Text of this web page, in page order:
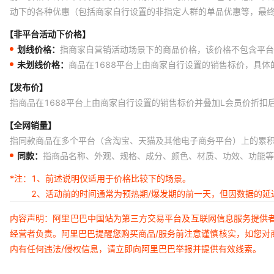
动下的各种优惠（包括商家自行设置的非指定人群的单品优惠等，
【非平台活动下价格】
划线价格： 指商家自营销活动场景下的商品价格，该价格不包含平
未划线价格： 商品在1688平台上由商家自行设置的销售标价，具
【发布价】
指商品在1688平台上由商家自行设置的销售标价并叠加L会员价折扣
【全网销量】
指同款商品在多个平台（含淘宝、天猫及其他电子商务平台）上的累
同款： 指商品名称、外观、规格、成分、颜色、材质、功效、功能
*注：
1、前述说明仅适用于价格比较下的场景。
2、活动前的时间通常为预热期/爆发期的前一天，但因数据的
内容声明：阿里巴巴中国站为第三方交易平台及互联网信息服务提
经营者负责。阿里巴巴提醒您购买商品/服务前注意谨慎核实，如您
内有任何违法/侵权信息，请立即向阿里巴巴举报并提供有效线索。